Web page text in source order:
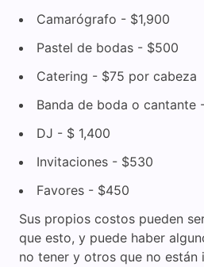
Camarógrafo - $1,900
Pastel de bodas - $500
Catering - $75 por cabeza
Banda de boda o cantante
DJ - $ 1,400
Invitaciones - $530
Favores - $450
Sus propios costos pueden
que esto, y puede haber
no tener y otros que no están